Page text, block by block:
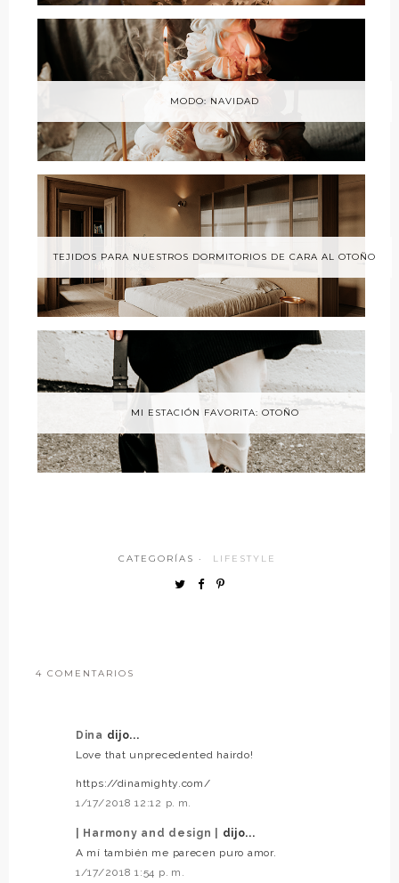
MODO: NAVIDAD
TEJIDOS PARA NUESTROS DORMITORIOS DE CARA AL OTOÑO
MI ESTACIÓN FAVORITA: OTOÑO
CATEGORÍAS · LIFESTYLE
4 COMENTARIOS
Dina dijo...
Love that unprecedented hairdo!
https://dinamighty.com/
1/17/2018 12:12 p. m.
| Harmony and design |
dijo...
A mí también me parecen puro amor.
1/17/2018 1:54 p. m.